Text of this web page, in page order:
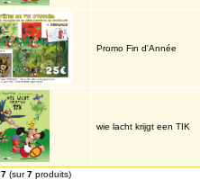
Promo Fin d'Année
wie lacht krijgt een TIK
7 (sur7 produits)